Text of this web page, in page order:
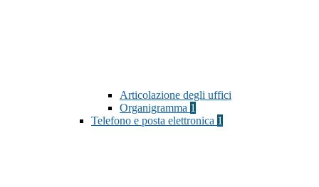
Articolazione degli uffici
Organigramma 1
Telefono e posta elettronica 1